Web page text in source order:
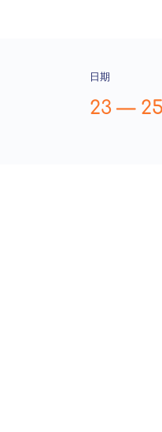
日期
23 —